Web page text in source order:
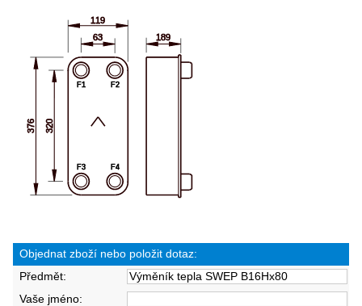
Objednat zboží nebo položit dotaz:
Předmět:
Vaše jméno: